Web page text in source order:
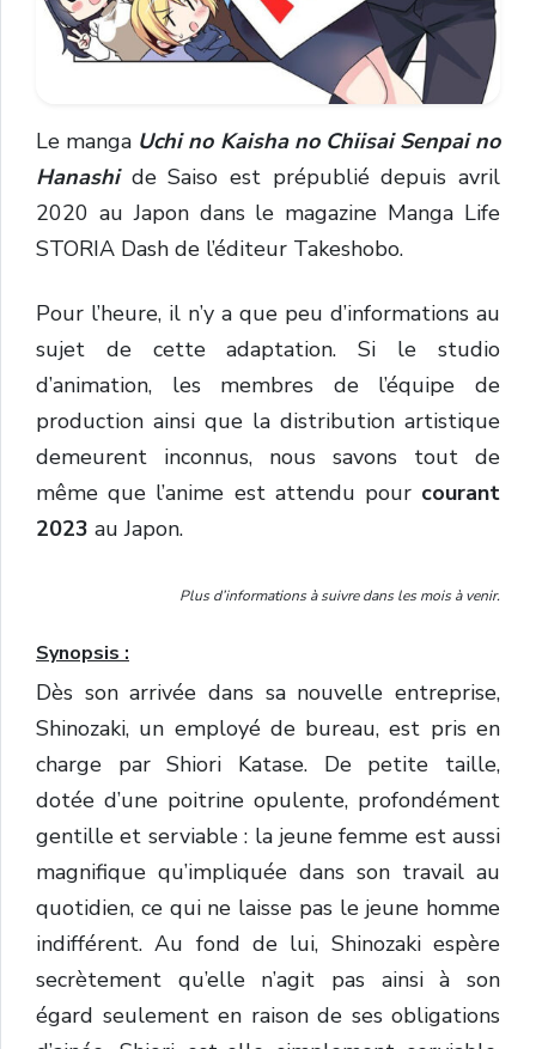
Le manga Uchi no Kaisha no Chiisai Senpai no
Hanashide Saiso est prépublié depuis avril
2020 au Japon dans le magazine Manga Life
STORIA Dash de l’éditeur Takeshobo.
Pour l’heure, il n’y a que peu d’informations au
sujet de cette adaptation. Si le studio
d’animation, les membres de l’équipe de
production ainsi que la distribution artistique
demeurent inconnus, nous savons tout de
même que l’anime est attendu pour courant
2023 au Japon.
Plus d’informations à suivre dans les mois à venir.
Synopsis :
Dès son arrivée dans sa nouvelle entreprise,
Shinozaki, un employé de bureau, est pris en
charge par Shiori Katase. De petite taille,
dotée d’une poitrine opulente, profondément
gentille et serviable : la jeune femme est aussi
magnifique qu’impliquée dans son travail au
quotidien, ce qui ne laisse pas le jeune homme
indifférent. Au fond de lui, Shinozaki espère
secrètement qu’elle n’agit pas ainsi à son
égard seulement en raison de ses obligations